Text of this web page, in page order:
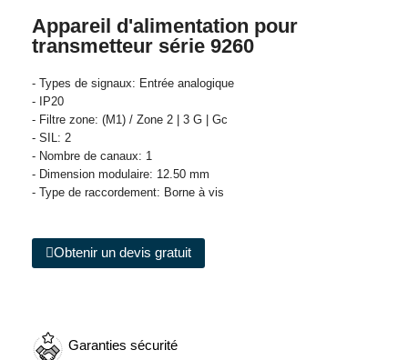
Appareil d'alimentation pour
transmetteur série 9260
- Types de signaux: Entrée analogique
- IP20
- Filtre zone: (M1) / Zone 2 | 3 G | Gc
- SIL: 2
- Nombre de canaux: 1
- Dimension modulaire: 12.50 mm
- Type de raccordement: Borne à vis
Obtenir un devis gratuit
Garanties sécurité